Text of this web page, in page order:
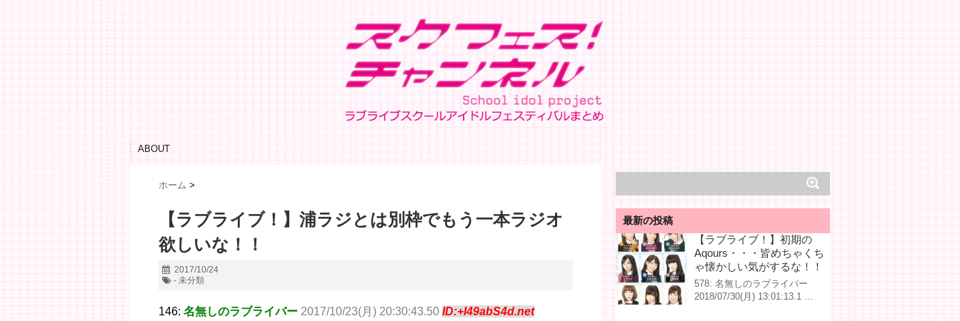
ABOUT
ホーム >
【ラブライブ！】浦ラジとは別枠でもう一本ラジオ
欲しいな！！
2017/10/24
- 未分類
146: 名無しのラブライバー 2017/10/23(月) 20:30:43.50 ID:+I49abS4d.net
最新の投稿
【ラブライブ！】初期の
Aqours・・・皆めちゃくち
ゃ懐かしい気がするな！！
578: 名無しのラブライバー
2018/07/30(月) 13:01:13.1 …